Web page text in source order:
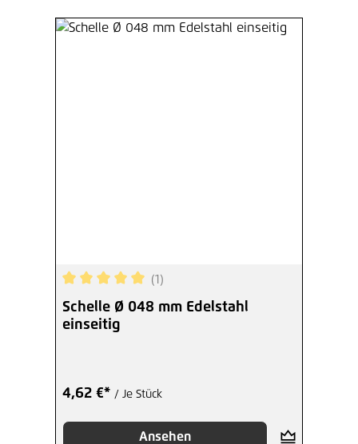
Durchschnittliche Bewertung von 5 von 5
(1)
Schelle Ø 048 mm Edelstahl
einseitig
4,62 €* / Je Stück
Ansehen